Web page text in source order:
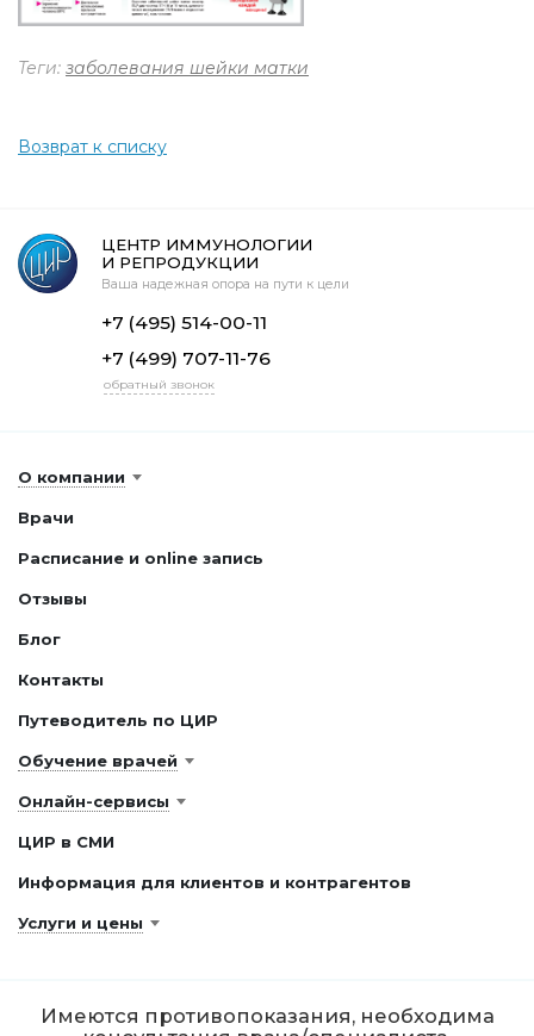
Теги: заболевания шейки матки
Возврат к списку
ЦЕНТР ИММУНОЛОГИИ
И РЕПРОДУКЦИИ
Ваша надежная опора на пути к цели
+7 (495) 514-00-11
+7 (499) 707-11-76
обратный звонок
О компании
Врачи
Расписание и online запись
Отзывы
Блог
Контакты
Путеводитель по ЦИР
Обучение врачей
Онлайн-сервисы
ЦИР в СМИ
Информация для клиентов и контрагентов
Услуги и цены
Имеются противопоказания, необходима